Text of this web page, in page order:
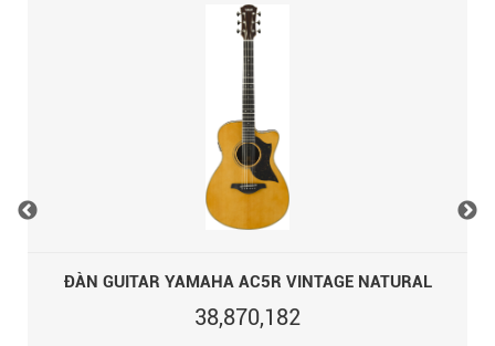
ĐÀN GUITAR YAMAHA AC5R VINTAGE NATURAL
38,870,182